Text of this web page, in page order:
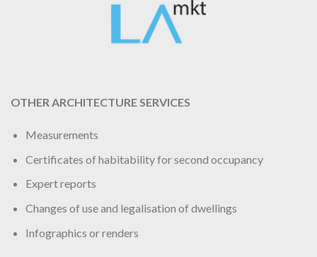
OTHER ARCHITECTURE SERVICES
Measurements
Certificates of habitability for second occupancy
Expert reports
Changes of use and legalisation of dwellings
Infographics or renders